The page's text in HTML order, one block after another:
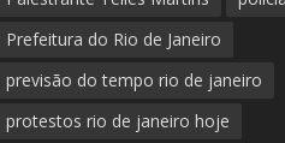
Prefeitura do Rio de Janeiro
previsão do tempo rio de janeiro
protestos rio de janeiro hoje